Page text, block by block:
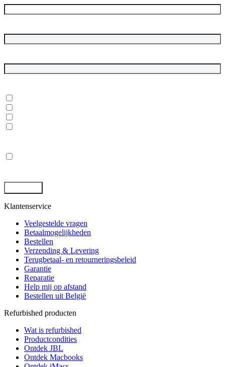
Privacy
Klantenservice
Veelgestelde vragen
Betaalmogelijkheden
Bestellen
Verzending & Levering
Terugbetaal- en retourneringsbeleid
Garantie
Reparatie
Help mij op afstand
Bestellen uit België
Refurbished producten
Wat is refurbished
Productcondities
Ontdek JBL
Ontdek Macbooks